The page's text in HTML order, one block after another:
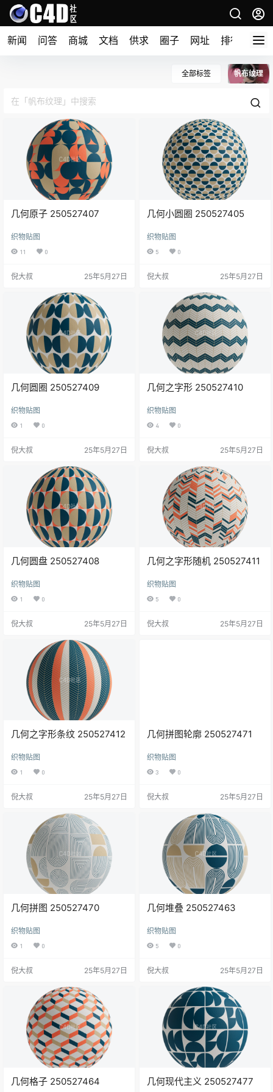
新闻 问答 商城 文档 供求 圈子 网址 排行榜
全部标签 帆布纹理
几何原子 250527407
织物贴图
11 0
倪大叔 25年5月27日
几何小圆圈 250527405
织物贴图
5 0
倪大叔 25年5月27日
几何圆圈 250527409
织物贴图
1 0
倪大叔 25年5月27日
几何之字形 250527410
织物贴图
4 0
倪大叔 25年5月27日
几何圆盘 250527408
织物贴图
1 0
倪大叔 25年5月27日
几何之字形随机 250527411
织物贴图
5 0
倪大叔 25年5月27日
几何之字形条纹 250527412
织物贴图
1 0
倪大叔 25年5月27日
几何拼图轮廓 250527471
织物贴图
3 0
倪大叔 25年5月27日
几何拼图 250527470
织物贴图
1 0
倪大叔 25年5月27日
几何堆叠 250527463
织物贴图
5 0
倪大叔 25年5月27日
几何格子 250527464 几何现代主义 250527477